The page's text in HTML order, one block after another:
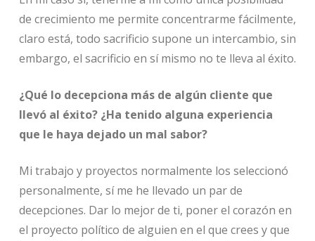
de crecimiento me permite concentrarme fácilmente,
claro está, todo sacrificio supone un intercambio, sin
embargo, el sacrificio en sí mismo no te lleva al éxito.
¿Qué lo decepciona más de algún cliente que
llevó al éxito? ¿Ha tenido alguna experiencia
que le haya dejado un mal sabor?
Mi trabajo y proyectos normalmente los seleccionó
personalmente, sí me he llevado un par de
decepciones. Dar lo mejor de ti, poner el corazón en
el proyecto político de alguien en el que crees y que